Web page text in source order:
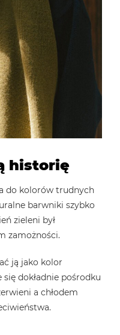
historię
do kolorów trudnych
barwniki szybko
zieleni był
zamożności.
ją jako kolor
dokładnie pośrodku
a chłodem